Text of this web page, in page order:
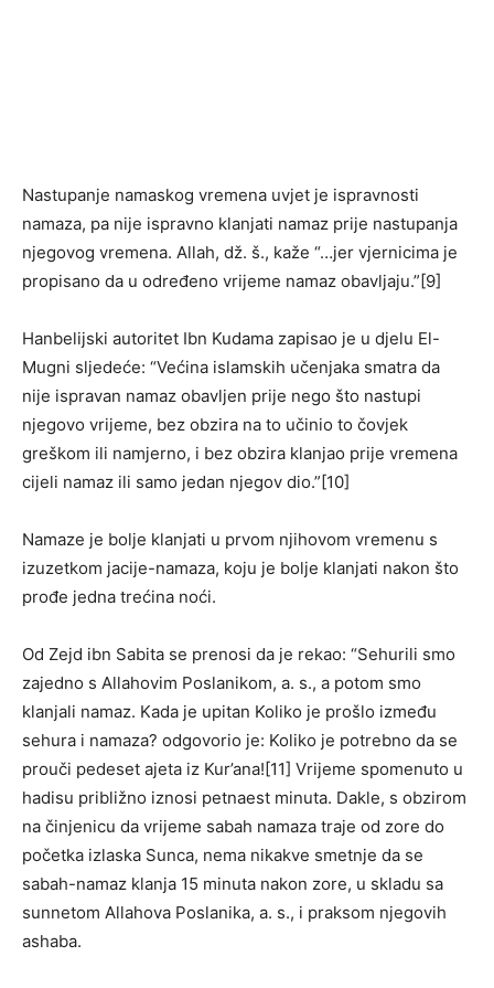
Nastupanje namaskog vremena uvjet je ispravnosti
namaza, pa nije ispravno klanjati namaz prije nastupanja
njegovog vremena. Allah, dž. š., kaže “…jer vjernicima je
propisano da u određeno vrijeme namaz obavljaju.”[9]
Hanbelijski autoritet Ibn Kudama zapisao je u djelu El-
Mugni sljedeće: “Većina islamskih učenjaka smatra da
nije ispravan namaz obavljen prije nego što nastupi
njegovo vrijeme, bez obzira na to učinio to čovjek
greškom ili namjerno, i bez obzira klanjao prije vremena
cijeli namaz ili samo jedan njegov dio.”[10]
Namaze je bolje klanjati u prvom njihovom vremenu s
izuzetkom jacije-namaza, koju je bolje klanjati nakon što
prođe jedna trećina noći.
Od Zejd ibn Sabita se prenosi da je rekao: “Sehurili smo
zajedno s Allahovim Poslanikom, a. s., a potom smo
klanjali namaz. Kada je upitan Koliko je prošlo između
sehura i namaza? odgovorio je: Koliko je potrebno da se
prouči pedeset ajeta iz Kur’ana![11] Vrijeme spomenuto u
hadisu približno iznosi petnaest minuta. Dakle, s obzirom
na činjenicu da vrijeme sabah namaza traje od zore do
početka izlaska Sunca, nema nikakve smetnje da se
sabah-namaz klanja 15 minuta nakon zore, u skladu sa
sunnetom Allahova Poslanika, a. s., i praksom njegovih
ashaba.